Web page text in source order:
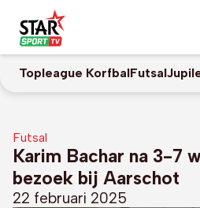
Topleague KorfbalFutsal
Futsal
Karim Bachar na 3-7
bezoek bij Aarschot
22 februari 2025